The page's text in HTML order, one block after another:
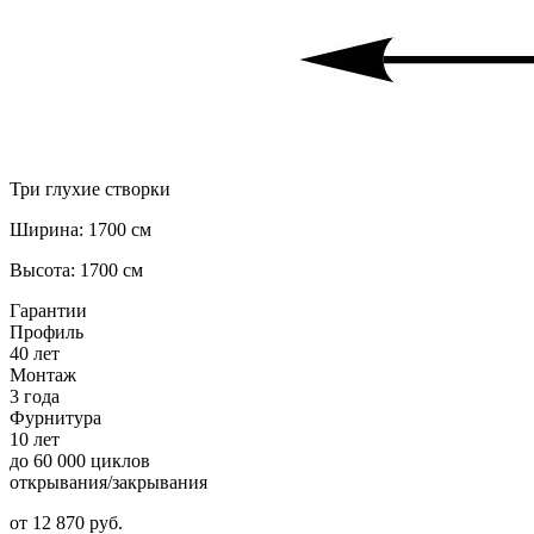
Три глухие створки
Ширина: 1700 см
Высота: 1700 см
Гарантии
Профиль
40 лет
Монтаж
3 года
Фурнитура
10 лет
до 60 000 циклов
открывания/закрывания
от 12 870 pуб.